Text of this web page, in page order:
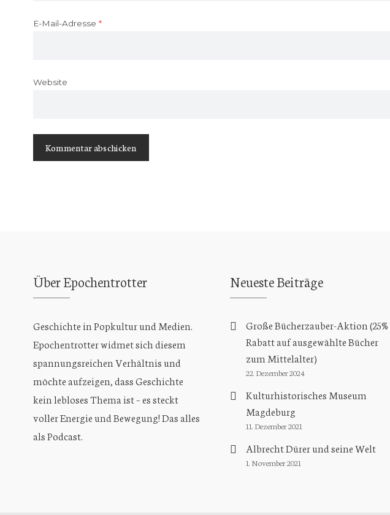
E-Mail-Adresse *
Website
Über Epochentrotter
Geschichte in Popkultur und Medien.
Epochentrotter widmet sich diesem
spannungsreichen Verhältnis und
möchte aufzeigen, dass Geschichte
kein lebloses Thema ist – es steckt
voller Energie und Bewegung! Das alles
als Podcast.
Neueste Beiträge
Große Bücherzauber-Aktion (25%
Rabatt auf ausgewählte Bücher
zum Mittelalter)
22. Dezember 2024
Kulturhistorisches Museum
Magdeburg
11. Dezember 2021
Albrecht Dürer und seine Welt
1. November 2021